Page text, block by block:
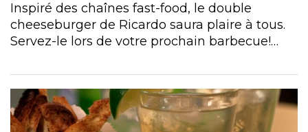
Inspiré des chaînes fast-food, le double
cheeseburger de Ricardo saura plaire à tous.
Servez-le lors de votre prochain barbecue!…